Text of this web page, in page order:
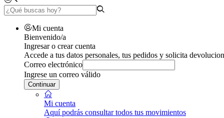
Mi cuenta
Bienvenido/a
Ingresar o crear cuenta
Accede a tus datos personales, tus pedidos y solicita
Correo electrónico
Ingrese un correo válido
Continuar
Mi cuenta
Aquí podrás consultar todos tus movimientos